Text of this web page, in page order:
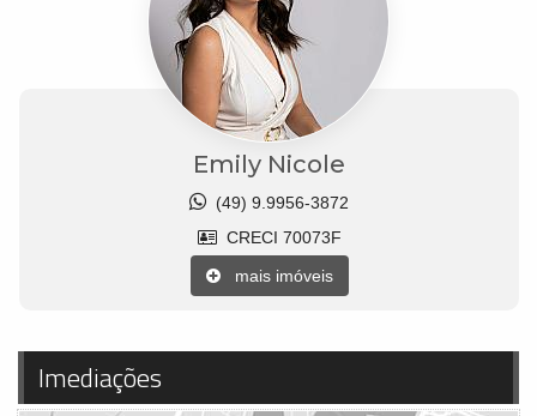
Emily Nicole
(49) 9.9956-3872
CRECI 70073F
mais imóveis
Imediações